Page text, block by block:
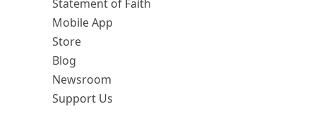
Statement of Faith
Mobile App
Store
Blog
Newsroom
Support Us